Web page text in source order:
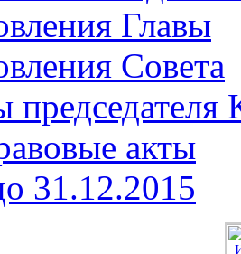
Главы
Совета
акты
31.12.2015